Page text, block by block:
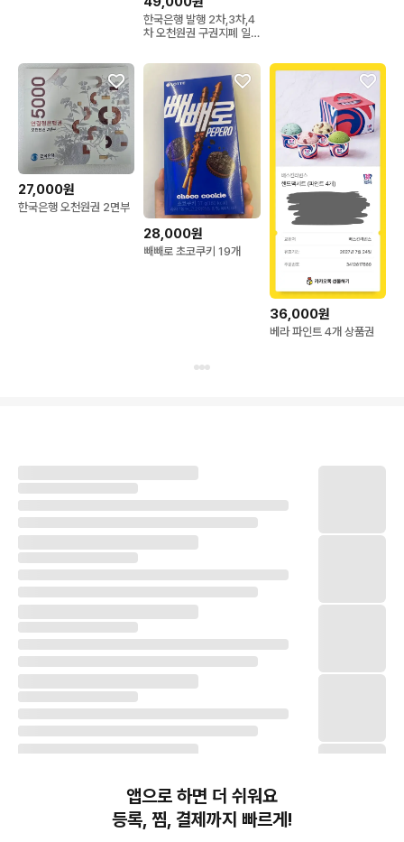
한국은행 발행 2차,3차,4
차 오천원권 구권지폐 일
27,000원
한국은행 오천원권 2면부
28,000원
빼빼로 초코쿠키 19개
36,000원
베라 파인트 4개 상품권
앱으로 하면 더 쉬워요
등록, 찜, 결제까지 빠르게!